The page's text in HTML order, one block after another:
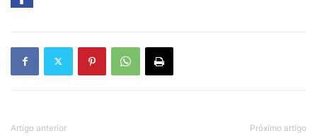
Artigo anterior Próximo artigo